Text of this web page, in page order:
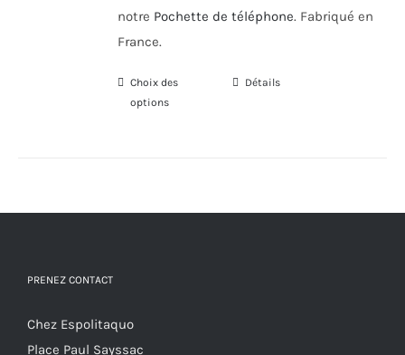
notre Pochette de téléphone. Fabriqué en
France.
Choix des
options
Ce
Les
Détails
PRENEZ CONTACT
Chez Espolitaquo
Place Paul Sayssac